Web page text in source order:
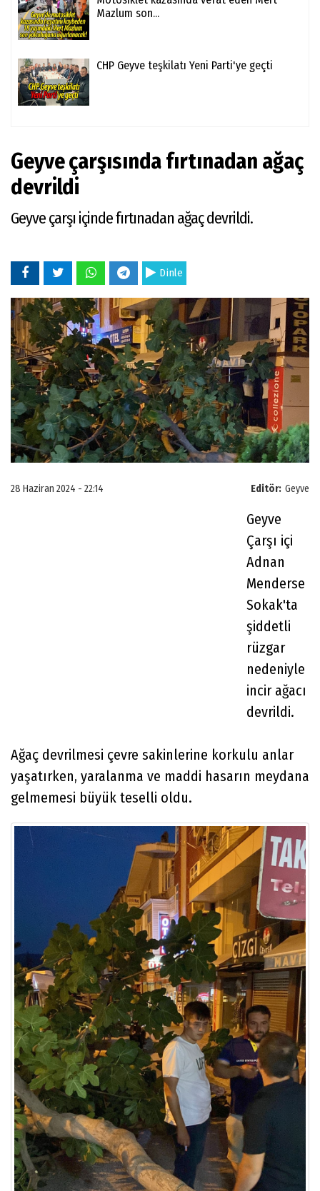
Mazlum son...
CHP Geyve teşkilatı Yeni Parti'ye geçti
Geyve çarşısında fırtınadan ağaç
devrildi
Geyve çarşı içinde fırtınadan ağaç devrildi.
Dinle
Editör: Geyve
28 Haziran 2024 - 22:14
Geyve
Çarşı içi
Adnan
Menderse
Sokak'ta
şiddetli
rüzgar
nedeniyle
incir ağacı
devrildi.
Ağaç devrilmesi çevre sakinlerine korkulu anlar
yaşatırken, yaralanma ve maddi hasarın meydana
gelmemesi büyük teselli oldu.